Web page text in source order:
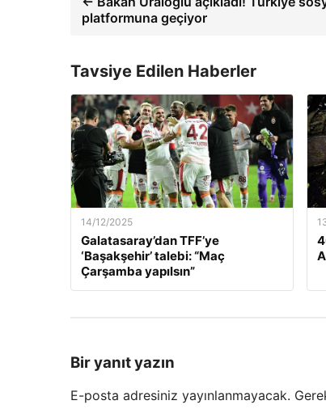
platformuna geçiyor
Tavsiye Edilen Haberler
14/12/2025
Galatasaray’dan TFF’ye
‘Başakşehir’ talebi: “Maç
Çarşamba yapılsın”
Bir yanıt yazın
E-posta adresiniz yayınlanmayacak.